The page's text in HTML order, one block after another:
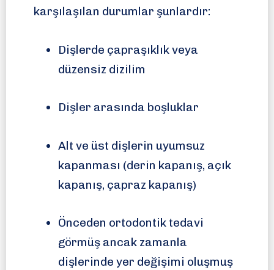
karşılaşılan durumlar şunlardır:
Dişlerde çapraşıklık veya
düzensiz dizilim
Dişler arasında boşluklar
Alt ve üst dişlerin uyumsuz
kapanması (derin kapanış, açık
kapanış, çapraz kapanış)
Önceden ortodontik tedavi
görmüş ancak zamanla
dişlerinde yer değişimi oluşmuş